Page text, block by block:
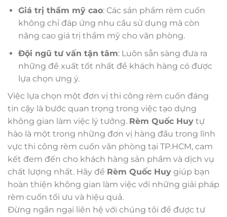
Giá trị thẩm mỹ cao: Các sản phẩm rèm cuốn
không chỉ đáp ứng nhu cầu sử dụng mà còn
nâng cao giá trị thẩm mỹ cho văn phòng.
Đội ngũ tư vấn tận tâm: Luôn sẵn sàng đưa ra
những đề xuất tốt nhất để khách hàng có được
lựa chọn ưng ý.
Việc lựa chọn một đơn vị thi công rèm cuốn đáng
tin cậy là bước quan trọng trong việc tạo dựng
không gian làm việc lý tưởng. Rèm Quốc Huy tự
hào là một trong những đơn vị hàng đầu trong lĩnh
vực thi công rèm cuốn văn phòng tại TP.HCM, cam
kết đem đến cho khách hàng sản phẩm và dịch vụ
chất lượng nhất. Hãy để Rèm Quốc Huy giúp bạn
hoàn thiện không gian làm việc với những giải pháp
rèm cuốn tối ưu và hiệu quả.
Đừng ngần ngại liên hệ với chúng tôi để được tư